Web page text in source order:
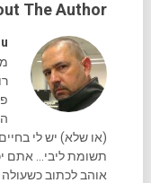
The Author
(או שלא) יש לי
תשומת ליבי... אתם
אוהב לכתוב